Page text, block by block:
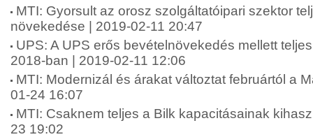
MTI: Gyorsult az orosz szolgáltatóipari szektor
növekedése | 2019-02-11 20:47
UPS: A UPS erős bevételnövekedés mellett
2018-ban | 2019-02-11 12:06
MTI: Modernizál és árakat változtat februártól a
01-24 16:07
MTI: Csaknem teljes a Bilk kapacitásainak
23 19:02